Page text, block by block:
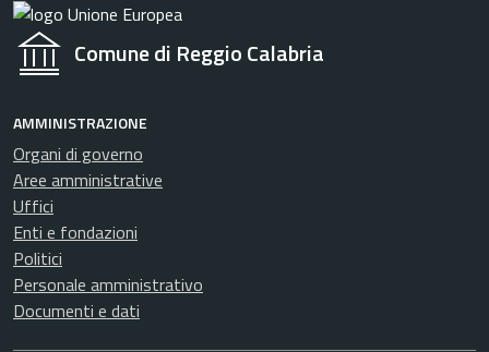
Comune di Reggio Calabria
AMMINISTRAZIONE
Organi di governo
Aree amministrative
Uffici
Enti e fondazioni
Politici
Personale amministrativo
Documenti e dati